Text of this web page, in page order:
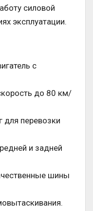
силовой
эксплуатации.
с
до 80 км/
для перевозки
и задней
шины